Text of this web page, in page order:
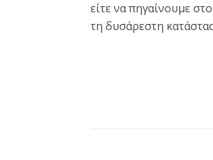
είτε να πηγαίνουμε
τη δυσάρεστη